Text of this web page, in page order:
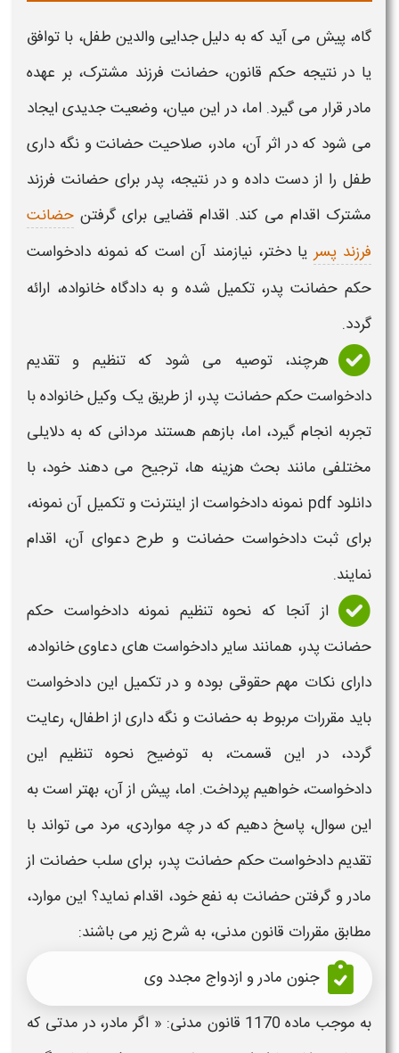
گاه، پیش می آید که به دلیل جدایی والدین طفل، با توافق
یا در نتیجه حکم قانون،حضانت فرزند مشترک، بر عهده
مادر قرار می گیرد. اما، در این میان، وضعیت جدیدی ایجاد
می شود که در اثر آن، مادر، صلاحیت حضانت و نگه داری
طفل را از دست داده و در نتیجه، پدر برای حضانت فرزند
مشترک اقدام می کند. اقدام قضایی برای گرفتن حضانت
فرزند پسر یا دختر، نیازمند آن است که نمونه دادخواست
حکم حضانت پدر، تکمیل شده و به دادگاه خانواده، ارائه
گردد.
هرچند، توصیه می شود که تنظیم و تقدیم
دادخواست حکم حضانت پدر، از طریق یک وکیل خانواده با
تجربه انجام گیرد، اما، بازهم هستند مردانی که به دلایلی
مختلفی مانند بحث هزینه ها، ترجیح می دهند خود، با
دانلود pdf نمونه دادخواست
از اینترنت و تکمیل آننمونه،
برای ثبتدادخواست حضانت و طرح دعوای آن، اقدام
نمایند.
از آنجا که نحوه تنظیم نمونه دادخواست حکم
حضانت پدر، همانند سایر دادخواست های دعاوی خانواده،
دارای نکات مهم حقوقی بوده و در تکمیل این دادخواست
باید مقررات مربوط به حضانت و نگه داری از اطفال، رعایت
گردد، در این قسمت، به توضیح نحوه تنظیم این
دادخواست، خواهیم پرداخت. اما، پیش از آن، بهتر است به
این سوال، پاسخ دهیم که در چه مواردی، مرد می تواند با
تقدیم دادخواست حکم حضانت پدر، برای سلب حضانت از
مادر و گرفتن حضانت به نفع خود، اقدام نماید؟ این موارد،
مطابق مقررات قانون مدنی، به شرح زیر می باشند:
جنون مادر و ازدواج مجدد وی
به موجب ماده 1170 قانون مدنی: « اگر مادر، در مدتی که